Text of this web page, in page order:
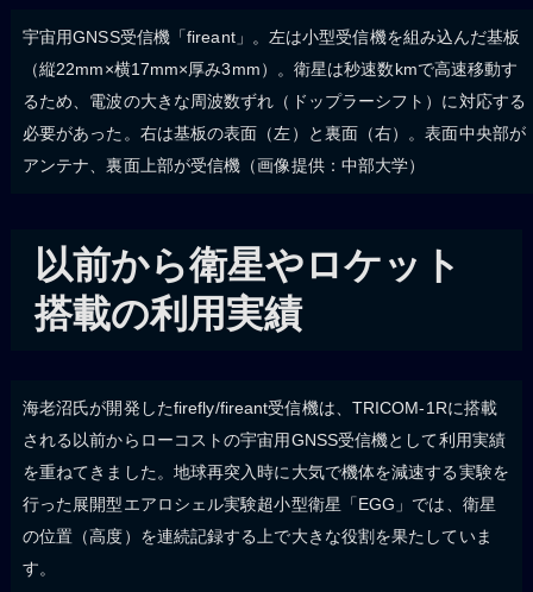
宇宙用GNSS受信機「fireant」。左は小型受信機を組み込んだ基板
（縦22mm×横17mm×厚み3mm）。衛星は秒速数kmで高速移動す
るため、電波の大きな周波数ずれ（ドップラーシフト）に対応する
必要があった。右は基板の表面（左）と裏面（右）。表面中央部が
アンテナ、裏面上部が受信機（画像提供：中部大学）
以前から衛星やロケット
搭載の利用実績
海老沼氏が開発したfirefly/fireant受信機は、TRICOM-1Rに搭載
される以前からローコストの宇宙用GNSS受信機として利用実績
を重ねてきました。地球再突入時に大気で機体を減速する実験を
行った展開型エアロシェル実験超小型衛星「EGG」では、衛星
の位置（高度）を連続記録する上で大きな役割を果たしていま
す。